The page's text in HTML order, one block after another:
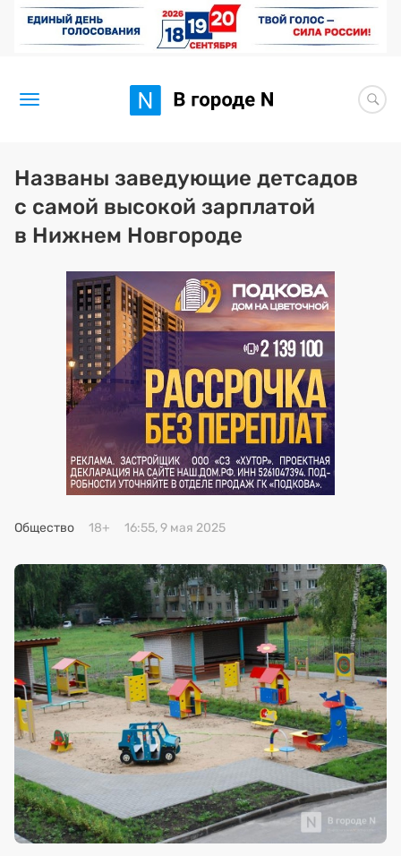
Новости
Статьи
Здоровье
BORЩ
Искусство исцелять
Премия 2026 (текущая)
Премия 2025
Эксперты
Названы заведующие детсадов
с самой высокой зарплатой
в Нижнем Новгороде
Общество 18+ 16:55, 9 мая 2025